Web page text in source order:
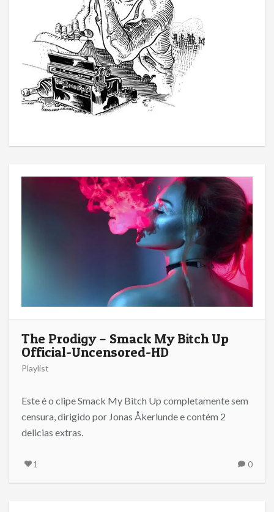
The Prodigy – Smack My Bitch Up
Official-Uncensored-HD
Playlist
Este é o clipe Smack My Bitch Up completamente sem
censura, dirigido por Jonas Åkerlunde e contém 2
delicias extras.
1 0